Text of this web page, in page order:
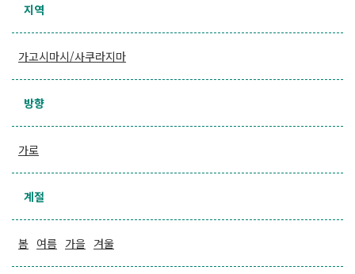
지역
가고시마시/사쿠라지마
방향
가로
계절
봄 여름 가을 겨울